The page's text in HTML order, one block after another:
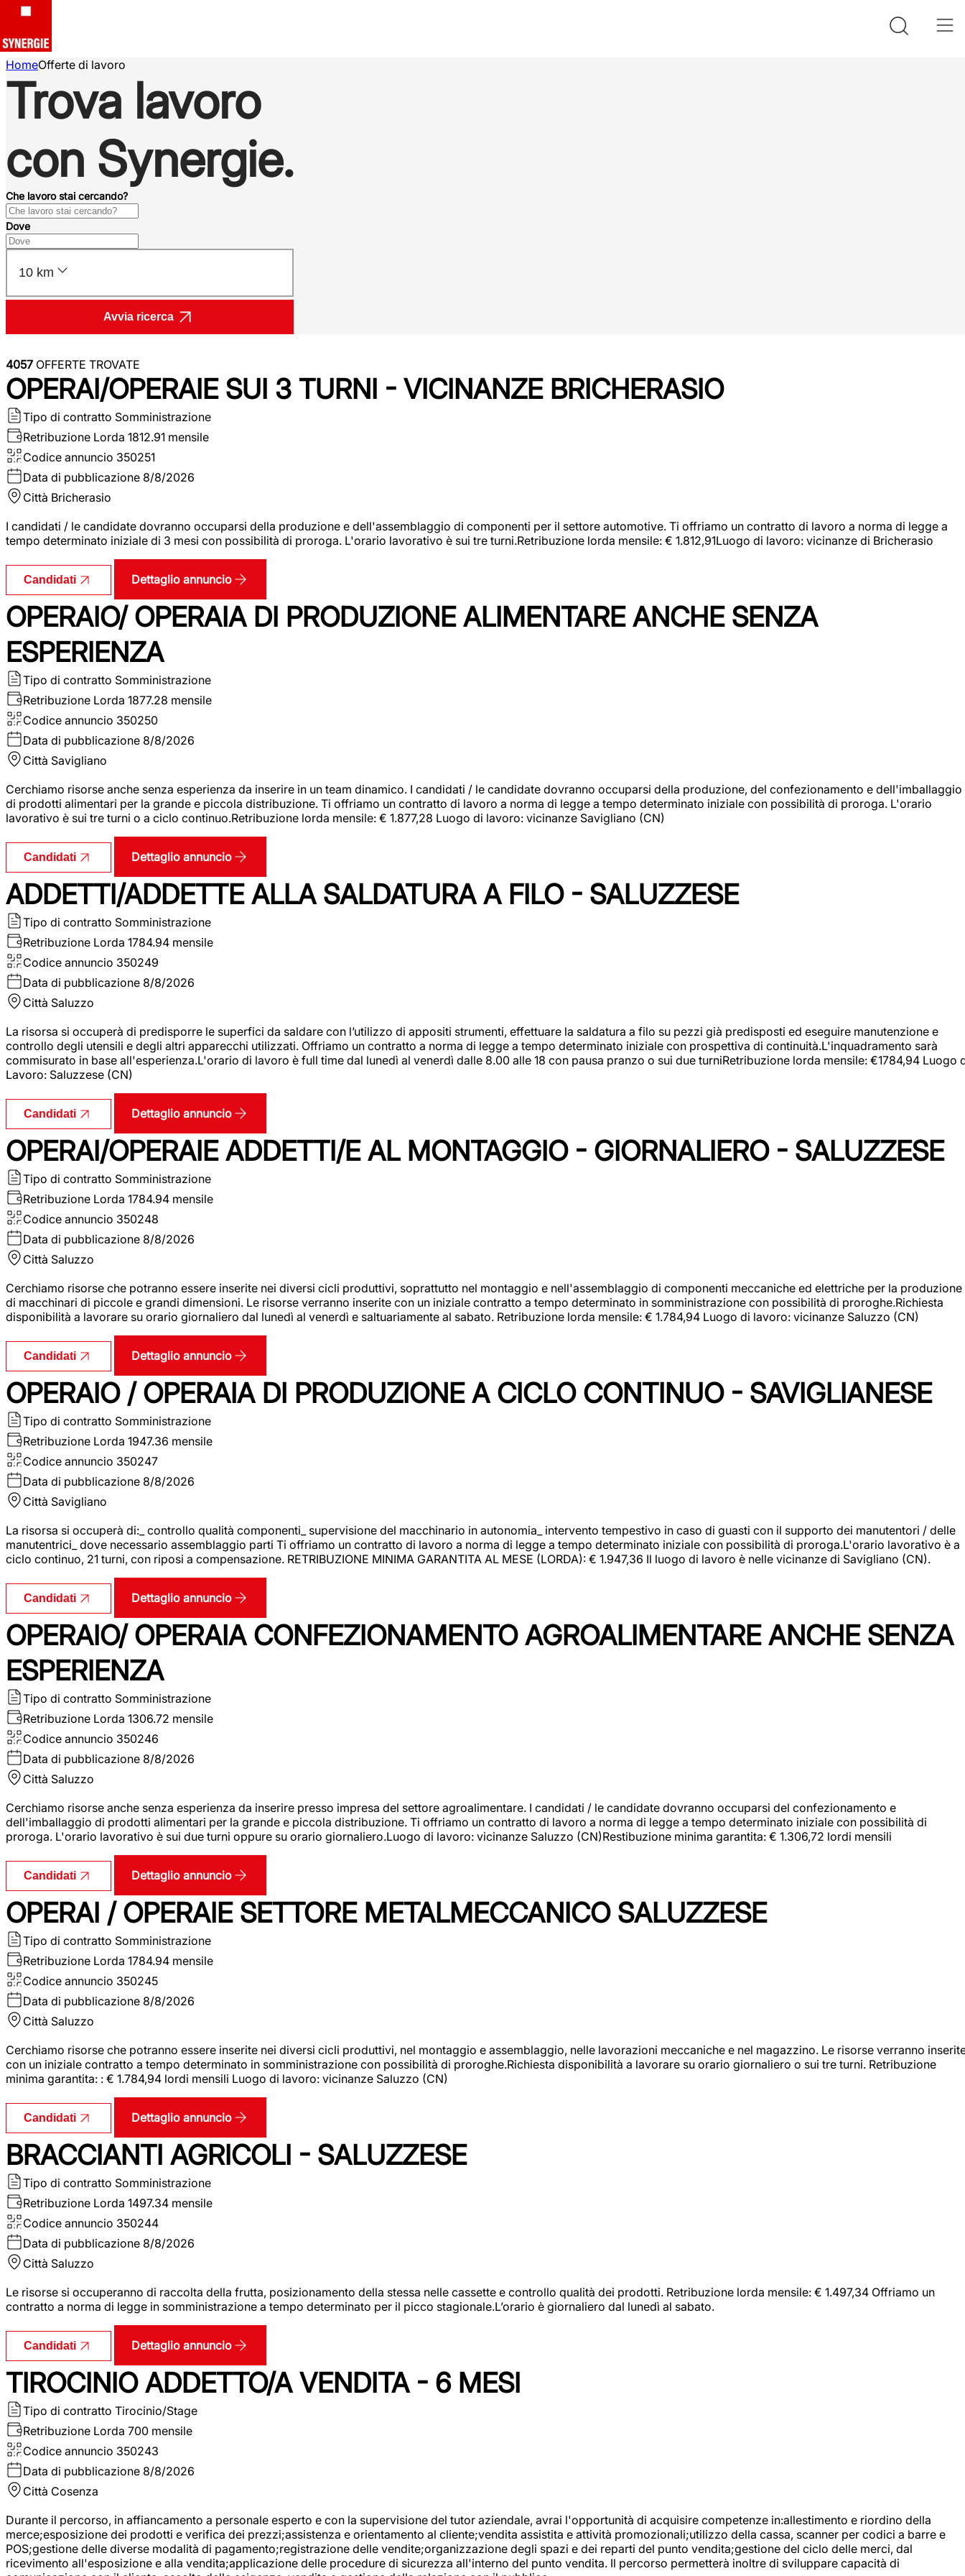
HomeOfferte di lavoro
Trova lavoro
con Synergie.
Che lavoro stai cercando?
Dove
10 km
Avvia ricerca
4057 OFFERTE TROVATE
OPERAI/OPERAIE SUI 3 TURNI - VICINANZE BRICHERASIO
Tipo di contratto Somministrazione
Retribuzione Lorda 1812.91 mensile
Codice annuncio 350251
Data di pubblicazione 8/8/2026
Città Bricherasio
I candidati / le candidate dovranno occuparsi della produzione e dell'assemblaggio di componenti per il settore automotive. Ti offriamo un contratto di lavoro a norma di legge a
tempo determinato iniziale di 3 mesi con possibilità di proroga. L'orario lavorativo è sui tre turni.Retribuzione lorda mensile: € 1.812,91Luogo di lavoro: vicinanze di Bricherasio
Candidati Dettaglio annuncio
OPERAIO/ OPERAIA DI PRODUZIONE ALIMENTARE ANCHE SENZA
ESPERIENZA
Tipo di contratto Somministrazione
Retribuzione Lorda 1877.28 mensile
Codice annuncio 350250
Data di pubblicazione 8/8/2026
Città Savigliano
Cerchiamo risorse anche senza esperienza da inserire in un team dinamico. I candidati / le candidate dovranno occuparsi della produzione, del confezionamento e dell'imballaggio
di prodotti alimentari per la grande e piccola distribuzione. Ti offriamo un contratto di lavoro a norma di legge a tempo determinato iniziale con possibilità di proroga. L'orario
lavorativo è sui tre turni o a ciclo continuo.Retribuzione lorda mensile: € 1.877,28 Luogo di lavoro: vicinanze Savigliano (CN)
Candidati Dettaglio annuncio
ADDETTI/ADDETTE ALLA SALDATURA A FILO - SALUZZESE
Tipo di contratto Somministrazione
Retribuzione Lorda 1784.94 mensile
Codice annuncio 350249
Data di pubblicazione 8/8/2026
Città Saluzzo
La risorsa si occuperà di predisporre le superfici da saldare con l’utilizzo di appositi strumenti, effettuare la saldatura a filo su pezzi già predisposti ed eseguire manutenzione e
controllo degli utensili e degli altri apparecchi utilizzati. Offriamo un contratto a norma di legge a tempo determinato iniziale con prospettiva di continuità.L'inquadramento sarà
commisurato in base all'esperienza.L'orario di lavoro è full time dal lunedì al venerdì dalle 8.00 alle 18 con pausa pranzo o sui due turniRetribuzione lorda mensile: €1784,94 Luogo
Lavoro: Saluzzese (CN)
Candidati Dettaglio annuncio
OPERAI/OPERAIE ADDETTI/E AL MONTAGGIO - GIORNALIERO - SALUZZESE
Tipo di contratto Somministrazione
Retribuzione Lorda 1784.94 mensile
Codice annuncio 350248
Data di pubblicazione 8/8/2026
Città Saluzzo
Cerchiamo risorse che potranno essere inserite nei diversi cicli produttivi, soprattutto nel montaggio e nell'assemblaggio di componenti meccaniche ed elettriche per la produzione
di macchinari di piccole e grandi dimensioni. Le risorse verranno inserite con un iniziale contratto a tempo determinato in somministrazione con possibilità di proroghe.Richiesta
disponibilità a lavorare su orario giornaliero dal lunedì al venerdì e saltuariamente al sabato. Retribuzione lorda mensile: € 1.784,94 Luogo di lavoro: vicinanze Saluzzo (CN)
Candidati Dettaglio annuncio
OPERAIO / OPERAIA DI PRODUZIONE A CICLO CONTINUO - SAVIGLIANESE
Tipo di contratto Somministrazione
Retribuzione Lorda 1947.36 mensile
Codice annuncio 350247
Data di pubblicazione 8/8/2026
Città Savigliano
La risorsa si occuperà di:_ controllo qualità componenti_ supervisione del macchinario in autonomia_ intervento tempestivo in caso di guasti con il supporto dei manutentori / delle
manutentrici_ dove necessario assemblaggio parti Ti offriamo un contratto di lavoro a norma di legge a tempo determinato iniziale con possibilità di proroga.L'orario lavorativo è a
ciclo continuo, 21 turni, con riposi a compensazione. RETRIBUZIONE MINIMA GARANTITA AL MESE (LORDA): € 1.947,36 Il luogo di lavoro è nelle vicinanze di Savigliano (CN).
Candidati Dettaglio annuncio
OPERAIO/ OPERAIA CONFEZIONAMENTO AGROALIMENTARE ANCHE SENZA
ESPERIENZA
Tipo di contratto Somministrazione
Retribuzione Lorda 1306.72 mensile
Codice annuncio 350246
Data di pubblicazione 8/8/2026
Città Saluzzo
Cerchiamo risorse anche senza esperienza da inserire presso impresa del settore agroalimentare. I candidati / le candidate dovranno occuparsi del confezionamento e
dell'imballaggio di prodotti alimentari per la grande e piccola distribuzione. Ti offriamo un contratto di lavoro a norma di legge a tempo determinato iniziale con possibilità di
proroga. L'orario lavorativo è sui due turni oppure su orario giornaliero.Luogo di lavoro: vicinanze Saluzzo (CN)Restibuzione minima garantita: € 1.306,72 lordi mensili
Candidati Dettaglio annuncio
OPERAI / OPERAIE SETTORE METALMECCANICO SALUZZESE
Tipo di contratto Somministrazione
Retribuzione Lorda 1784.94 mensile
Codice annuncio 350245
Data di pubblicazione 8/8/2026
Città Saluzzo
Cerchiamo risorse che potranno essere inserite nei diversi cicli produttivi, nel montaggio e assemblaggio, nelle lavorazioni meccaniche e nel magazzino. Le risorse verranno
con un iniziale contratto a tempo determinato in somministrazione con possibilità di proroghe.Richiesta disponibilità a lavorare su orario giornaliero o sui tre turni. Retribuzione
minima garantita: : € 1.784,94 lordi mensili Luogo di lavoro: vicinanze Saluzzo (CN)
Candidati Dettaglio annuncio
BRACCIANTI AGRICOLI - SALUZZESE
Tipo di contratto Somministrazione
Retribuzione Lorda 1497.34 mensile
Codice annuncio 350244
Data di pubblicazione 8/8/2026
Città Saluzzo
Le risorse si occuperanno di raccolta della frutta, posizionamento della stessa nelle cassette e controllo qualità dei prodotti. Retribuzione lorda mensile: € 1.497,34 Offriamo un
contratto a norma di legge in somministrazione a tempo determinato per il picco stagionale.L’orario è giornaliero dal lunedì al sabato.
Candidati Dettaglio annuncio
TIROCINIO ADDETTO/A VENDITA - 6 MESI
Tipo di contratto Tirocinio/Stage
Retribuzione Lorda 700 mensile
Codice annuncio 350243
Data di pubblicazione 8/8/2026
Città Cosenza
Durante il percorso, in affiancamento a personale esperto e con la supervisione del tutor aziendale, avrai l'opportunità di acquisire competenze in:allestimento e riordino della
merce;esposizione dei prodotti e verifica dei prezzi;assistenza e orientamento al cliente;vendita assistita e attività promozionali;utilizzo della cassa, scanner per codici a barre e
POS;gestione delle diverse modalità di pagamento;registrazione delle vendite;organizzazione degli spazi e dei reparti del punto vendita;gestione del ciclo delle merci, dal
ricevimento all'esposizione e alla vendita;applicazione delle procedure di sicurezza all'interno del punto vendita. Il percorso permetterà inoltre di sviluppare capacità di